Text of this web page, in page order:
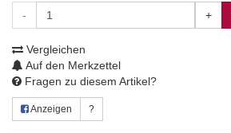
- +
Vergleichen
Auf den Merkzettel
Fragen zu diesem Artikel?
Anzeigen ?